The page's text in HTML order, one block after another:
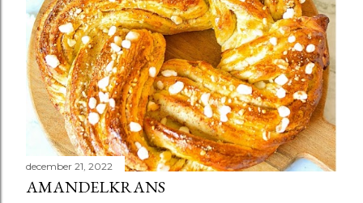
december 21, 2022
AMANDELKRANS